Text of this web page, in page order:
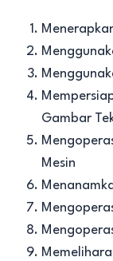
Gambar
Mesin